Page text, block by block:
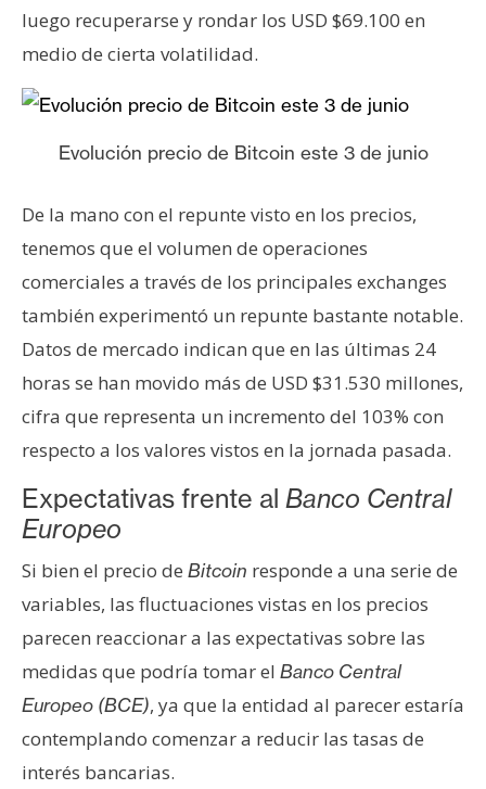
s
a
e
a
s
R
e
c
r
s
s
C
o
n
t
c
t
o
luego recuperarse y rondar los USD $69.100 en
medio de cierta volatilidad.
Evolución precio de Bitcoin este 3 de junio
De la mano con el repunte visto en los precios,
tenemos que el volumen de operaciones
comerciales a través de los principales exchanges
también experimentó un repunte bastante notable.
Datos de mercado indican que en las últimas 24
horas se han movido más de USD $31.530 millones,
cifra que representa un incremento del 103% con
respecto a los valores vistos en la jornada pasada.
Expectativas frente al Banco Central
Europeo
Si bien el precio de Bitcoin responde a una serie de
variables, las fluctuaciones vistas en los precios
parecen reaccionar a las expectativas sobre las
medidas que podría tomar el Banco Central
Europeo (BCE), ya que la entidad al parecer estaría
contemplando comenzar a reducir las tasas de
interés bancarias.